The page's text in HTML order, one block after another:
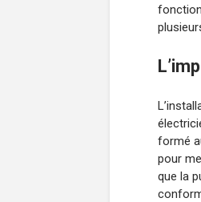
formé
pour
que la